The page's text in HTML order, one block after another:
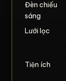
Đèn chiếu
sáng
Lưới lọc
Tiện ích